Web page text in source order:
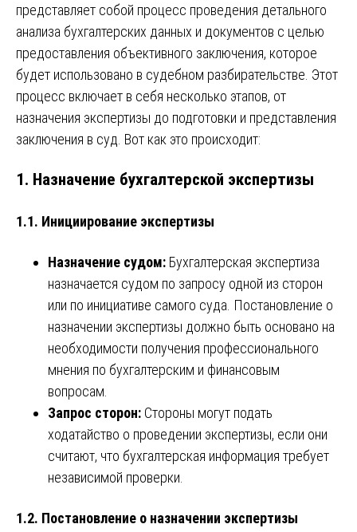
представляет собой процесс проведения детального
анализа бухгалтерских данных и документов с целью
предоставления объективного заключения, которое
будет использовано в судебном разбирательстве. Этот
процесс включает в себя несколько этапов, от
назначения экспертизы до подготовки и представления
заключения в суд. Вот как это происходит:
1. Назначение бухгалтерской экспертизы
1.1. Инициирование экспертизы
Назначение судом: Бухгалтерская экспертиза
назначается судом по запросу одной из сторон
или по инициативе самого суда. Постановление о
назначении экспертизы должно быть основано на
необходимости получения профессионального
мнения по бухгалтерским и финансовым
вопросам.
Запрос сторон: Стороны могут подать
ходатайство о проведении экспертизы, если они
считают, что бухгалтерская информация требует
независимой проверки.
1.2. Постановление о назначении экспертизы